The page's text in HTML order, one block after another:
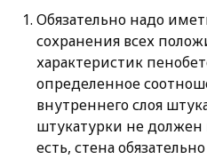
Обязательно надо
сохранения всех
характеристик
определенное
внутреннего слоя
штукатурки не должен
есть, стена